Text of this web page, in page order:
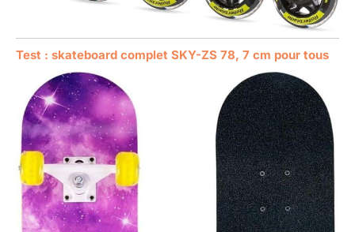
Test : skateboard complet SKY-ZS 78, 7 cm pour tous